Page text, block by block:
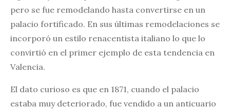
pero se fue remodelando hasta convertirse en un
palacio fortificado. En sus últimas remodelaciones se
incorporó un estilo renacentista italiano lo que lo
convirtió en el primer ejemplo de esta tendencia en
Valencia.
El dato curioso es que en 1871, cuando el palacio
estaba muy deteriorado, fue vendido a un anticuario